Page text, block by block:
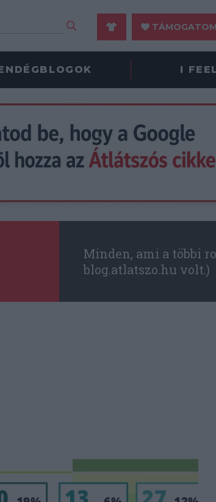
TÁMOGATOM
I
Minden, ami a többi
blog.atlatszo.hu volt.)